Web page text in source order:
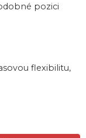
pozici
flexibilitu,